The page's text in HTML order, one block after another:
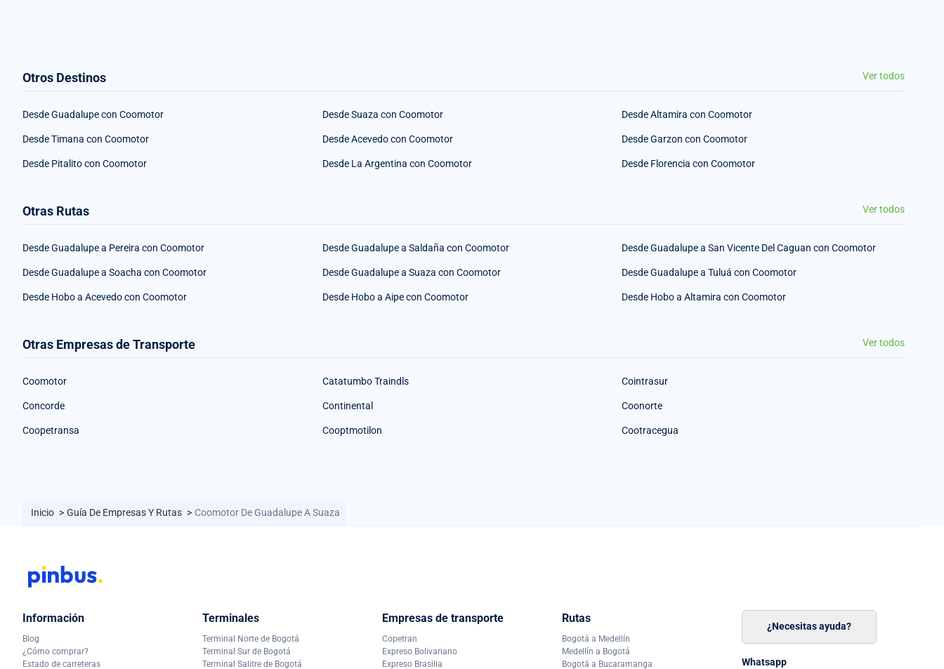
Otros Destinos Ver todos
Desde Guadalupe con Coomotor Desde Suaza con Coomotor Desde Altamira con Coomotor
Desde Timana con Coomotor Desde Acevedo con Coomotor Desde Garzon con Coomotor
Desde Pitalito con Coomotor Desde La Argentina con Coomotor Desde Florencia con Coomotor
Otras Rutas Ver todos
Desde Guadalupe a Pereira con Coomotor Desde Guadalupe a Saldaña con Coomotor Desde Guadalupe a San Vicente Del Caguan con Coomotor
Desde Guadalupe a Soacha con Coomotor Desde Guadalupe a Suaza con Coomotor Desde Guadalupe a Tuluá con Coomotor
Desde Hobo a Acevedo con Coomotor Desde Hobo a Aipe con Coomotor Desde Hobo a Altamira con Coomotor
Otras Empresas de Transporte Ver todos
Coomotor Catatumbo Traindls Cointrasur
Concorde Continental Coonorte
Coopetransa Cooptmotilon Cootracegua
Inicio > Guía De Empresas Y Rutas > Coomotor De Guadalupe A Suaza
Información
Blog
¿Cómo comprar?
Estado de carreteras
Terminales
Terminal Norte de Bogotá
Terminal Sur de Bogotá
Terminal Salitre de Bogotá
Empresas de transporte
Copetran
Expreso Bolivariano
Expreso Brasilia
Rutas
Bogotá a Medellín
Medellín a Bogotá
Bogotá a Bucaramanga
¿Necesitas ayuda?
Whatsapp